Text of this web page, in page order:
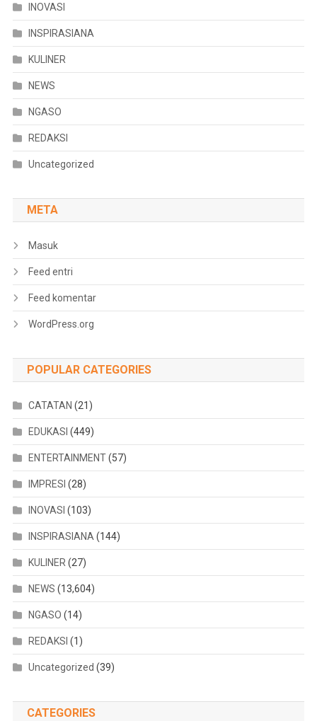
INOVASI
INSPIRASIANA
KULINER
NEWS
NGASO
REDAKSI
Uncategorized
META
Masuk
Feed entri
Feed komentar
WordPress.org
POPULAR CATEGORIES
CATATAN (21)
EDUKASI (449)
ENTERTAINMENT(57)
IMPRESI (28)
INOVASI (103)
INSPIRASIANA (144)
KULINER (27)
NEWS (13,604)
NGASO (14)
REDAKSI (1)
Uncategorized (39)
CATEGORIES